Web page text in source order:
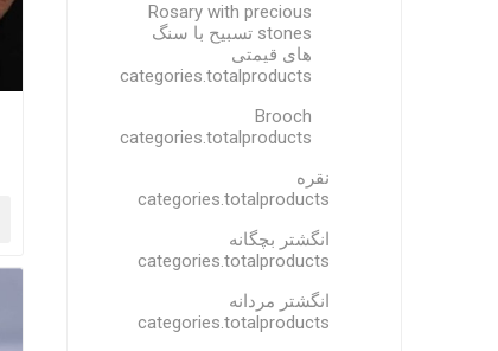
Rosary with precious
stones تسبیح با سنگ
های قیمتی
categories.totalproducts
Brooch
categories.totalproducts
نقره
categories.totalproducts
انگشتر بچگانه
categories.totalproducts
انگشتر مردانه
categories.totalproducts